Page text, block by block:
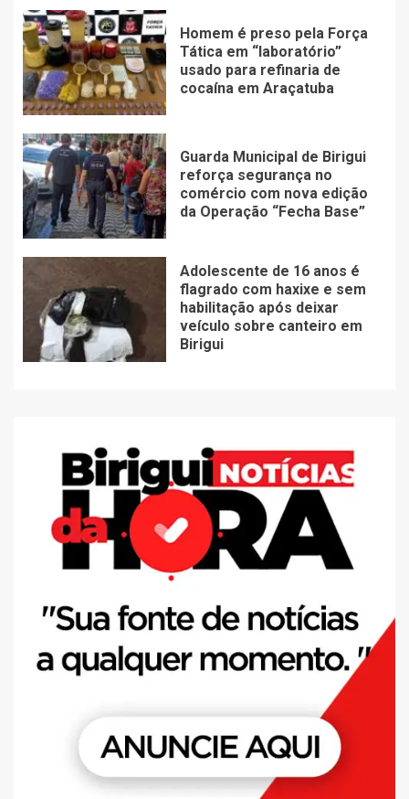
Homem é preso pela Força
Tática em “laboratório”
usado para refinaria de
cocaína em Araçatuba
Guarda Municipal de Birigui
reforça segurança no
comércio com nova edição
da Operação “Fecha Base”
Adolescente de 16 anos é
flagrado com haxixe e sem
habilitação após deixar
veículo sobre canteiro em
Birigui